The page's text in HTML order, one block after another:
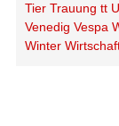
Tier Trauung tt
Venedig Vespa
Winter